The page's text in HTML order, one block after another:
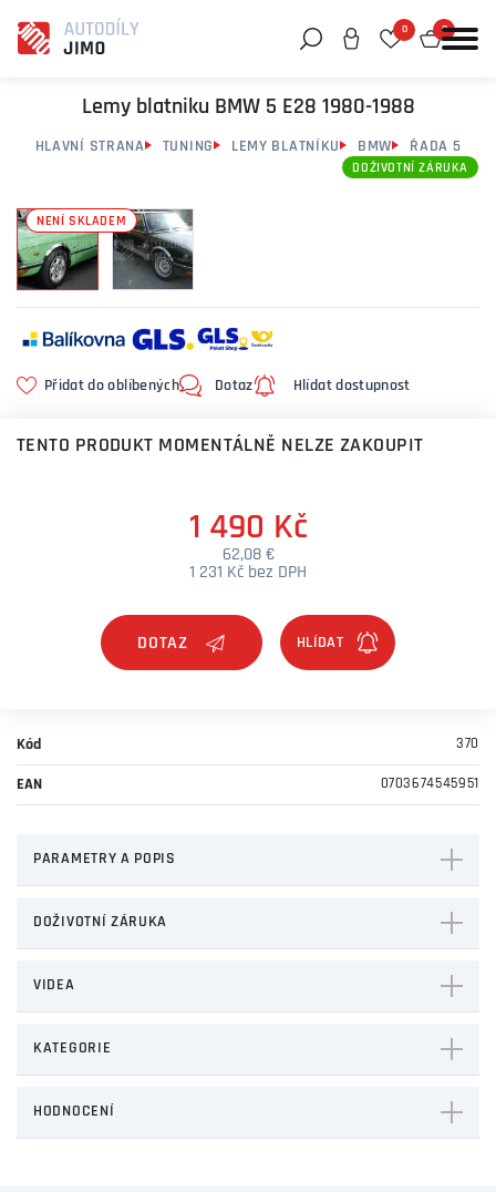
0 0
Lemy blatniku BMW 5 E28 1980-1988
HLAVNÍ STRANA TUNING LEMY BLATNÍKU BMW ŘADA 5
NENÍ SKLADEM
DOŽIVOTNÍ ZÁRUKA
Přidat do oblíbených Dotaz Hlídat dostupnost
TENTO PRODUKT MOMENTÁLNĚ NELZE ZAKOUPIT
1 490 Kč
62,08 €
1 231 Kč bez DPH
DOTAZ
Kód 370
EAN 0703674545951
PARAMETRY A POPIS
DOŽIVOTNÍ ZÁRUKA
VIDEA
KATEGORIE
HODNOCENÍ
Můžeme vám pomoci něco najít?